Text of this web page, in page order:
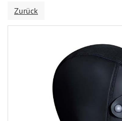
Zurück